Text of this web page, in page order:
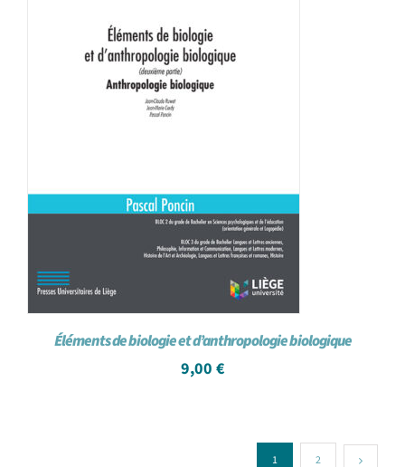
Éléments de biologie et d’anthropologie biologique
9,00 €
1 2